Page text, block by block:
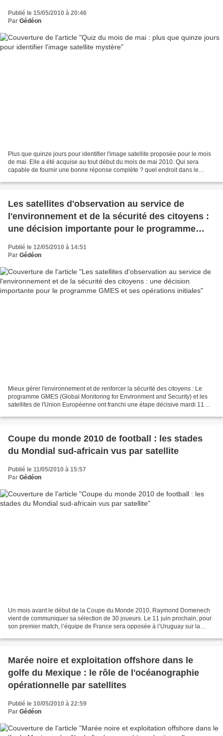
Publié le 15/05/2010 à 20:46
Par Gédéon
Plus que quinze jours pour identifier l'image satellite proposée pour le mois
de mai. Elle a été acquise au tout début du mois de mai 2010. Qui sera
capable de fournir une bonne réponse complète ? quel endroit dans le
Les satellites d'observation au service de
l'environnement et de la sécurité des citoyens :
une décision importante pour le programme
GMES et ses opérations initiales
Publié le 12/05/2010 à 14:51
Par Gédéon
Mieux gérer l'environnement et de renforcer la sécurité des citoyens : Le
programme GMES (Global Monitoring for Environment and Security) et les
satellites de l'Union Européenne ont franchi une étape décisive mardi 11
Coupe du monde 2010 de football : les stades
du Mondial sud-africain vus par satellite
Publié le 11/05/2010 à 15:57
Par Gédéon
Un mois avant le début de la Coupe du Monde 2010, Raymond Domenech
vient de communiquer sa sélection de 30 joueurs. Le 11 juin prochain, pour
son premier match, l’équipe de France sera opposée à l’Uruguay sur la
Marée noire et exploitation offshore dans le
golfe du Mexique : le rôle de l'océanographie
opérationnelle par satellites
Publié le 10/05/2010 à 22:59
Par Gédéon